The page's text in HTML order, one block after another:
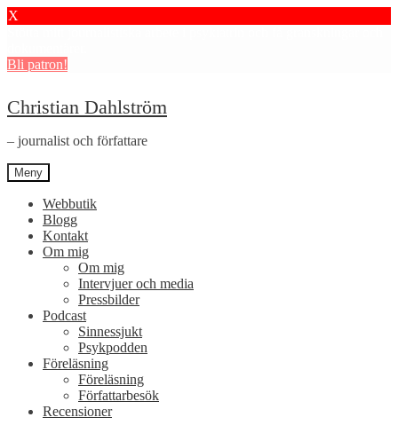
X
Bli patron!
Hoppa
till
navigering
Hoppa
till
innehåll
Christian Dahlström
– journalist och författare
Meny
Webbutik
Blogg
Kontakt
Om mig
Om mig
Intervjuer och media
Pressbilder
Podcast
Sinnessjukt
Psykpodden
Föreläsning
Föreläsning
Författarbesök
Recensioner